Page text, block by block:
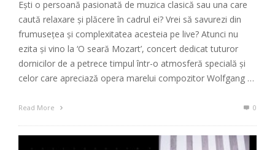
Ești o persoană pasionată de muzica clasică sau una care
caută relaxare și plăcere în cadrul ei? Vrei să savurezi din
frumusețea și complexitatea acesteia pe live? Atunci nu
ezita și vino la ‘O seară Mozart’, concert dedicat tuturor
dornicilor de a petrece timpul într-o atmosferă specială și
celor care apreciază opera marelui compozitor Wolfgang …
Read More 0